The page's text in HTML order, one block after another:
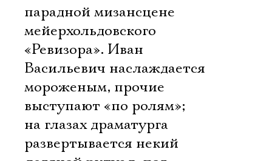
парадной мизансцене
мейерхольдовского
«Ревизора». Иван
Васильевич наслаждается
мороженым, прочие
выступают «по ролям»;
на глазах драматурга
развертывается некий